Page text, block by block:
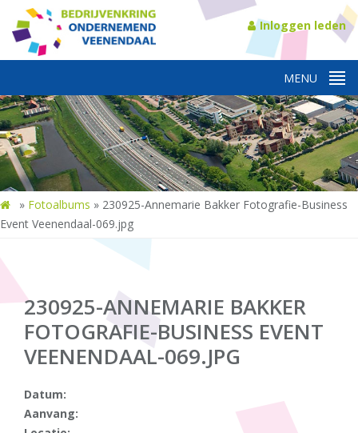
Inloggen leden
» Fotoalbums » 230925-Annemarie Bakker Fotografie-Business
Event Veenendaal-069.jpg
230925-ANNEMARIE BAKKER
FOTOGRAFIE-BUSINESS EVENT
VEENENDAAL-069.JPG
Datum:
Aanvang: